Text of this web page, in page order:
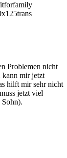
Problemen nicht
mir jetzt
hilft mir sehr nicht
jetzt viel